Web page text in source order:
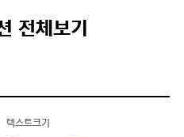
전체보기
텍스트크기